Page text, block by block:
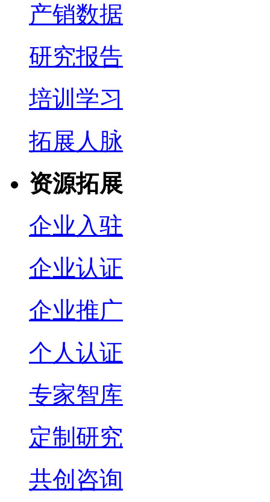
产销数据
研究报告
培训学习
拓展人脉
资源拓展
企业入驻
企业认证
企业推广
个人认证
专家智库
定制研究
共创咨询